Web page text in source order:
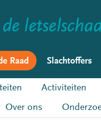
Raad Slachtoffers
Activiteiten
Over ons